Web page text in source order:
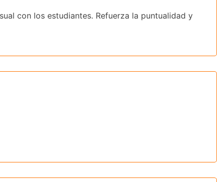
con los estudiantes. Refuerza la puntualidad y